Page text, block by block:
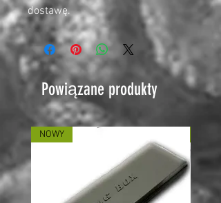
dostawę.
Powiązane produkty
NOWY